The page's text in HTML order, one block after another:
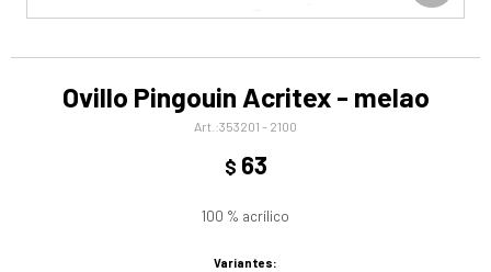
Ovillo Pingouin Acritex - melao
353201 - 2100
$ 63
100 % acrílico
Variantes: